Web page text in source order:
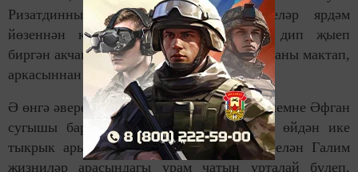
Ризатдинның кулыннан урман кисүчеләр ярдәм
йөзеннән күмү чыгымнарына тотарга дип җыеп
биргән акчаны алгач, шатлыклы кыяфәттә аны мактап,
аркасыннан сөяргә кереште...
Ә өнгә әверелгән тагын бер гыйбрәтле төшемне Әфган
сугышы барган вакытта күрдем. Безнең өйдән ике
тыкрык ары мулла Габдулла абзыйлар белән Галим
җизниләр арасындагы урам чатын урталай бүлеп,